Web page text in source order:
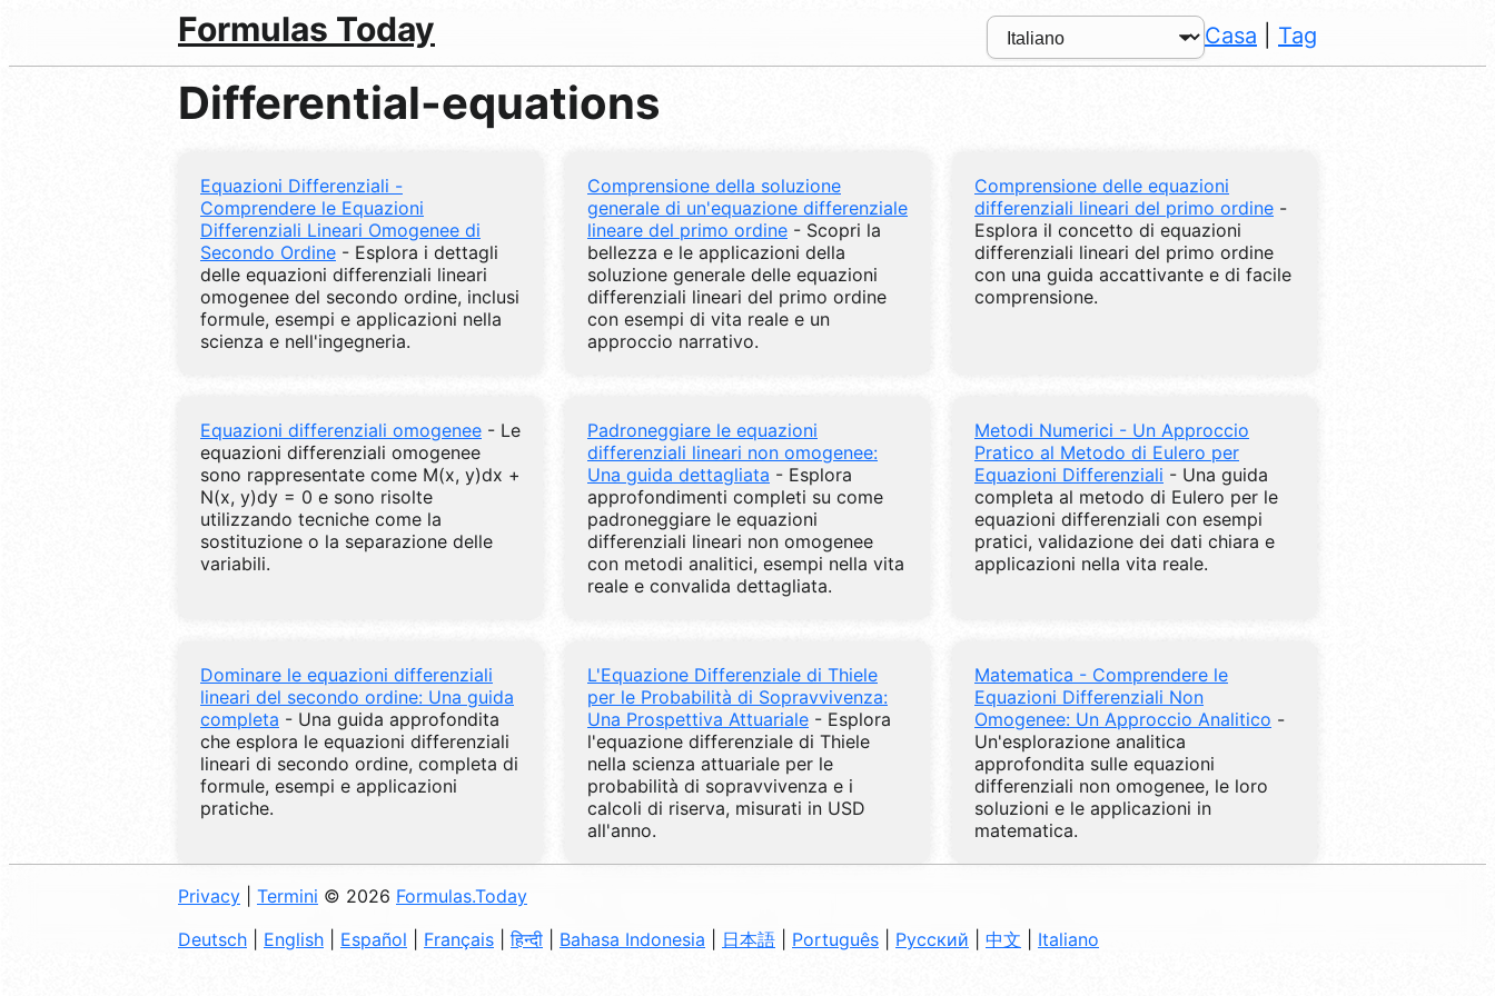
Formulas Today Casa Tag
Differential-equations
Equazioni Differenziali -
Comprendere le Equazioni
Differenziali Lineari Omogenee di
Secondo Ordine - Esplora i dettagli
delle equazioni differenziali lineari
omogenee del secondo ordine, inclusi
formule, esempi e applicazioni nella
scienza e nell'ingegneria.
Comprensione della soluzione
generale di un'equazione differenziale
lineare del primo ordine - Scopri la
bellezza e le applicazioni della
soluzione generale delle equazioni
differenziali lineari del primo ordine
con esempi di vita reale e un
approccio narrativo.
Comprensione delle equazioni
differenziali lineari del primo ordine -
Esplora il concetto di equazioni
differenziali lineari del primo ordine
con una guida accattivante e di facile
comprensione.
Equazioni differenziali omogenee - Le
equazioni differenziali omogenee
sono rappresentate come M(x, y)dx +
N(x, y)dy = 0 e sono risolte
utilizzando tecniche come la
sostituzione o la separazione delle
variabili.
Padroneggiare le equazioni
differenziali lineari non omogenee:
Una guida dettagliata - Esplora
approfondimenti completi su come
padroneggiare le equazioni
differenziali lineari non omogenee
con metodi analitici, esempi nella vita
reale e convalida dettagliata.
Metodi Numerici - Un Approccio
Pratico al Metodo di Eulero per
Equazioni Differenziali - Una guida
completa al metodo di Eulero per le
equazioni differenziali con esempi
pratici, validazione dei dati chiara e
applicazioni nella vita reale.
Dominare le equazioni differenziali
lineari del secondo ordine: Una guida
completa - Una guida approfondita
che esplora le equazioni differenziali
lineari di secondo ordine, completa di
formule, esempi e applicazioni
pratiche.
L'Equazione Differenziale di Thiele
per le Probabilità di Sopravvivenza:
Una Prospettiva Attuariale - Esplora
l'equazione differenziale di Thiele
nella scienza attuariale per le
probabilità di sopravvivenza e i
calcoli di riserva, misurati in USD
all'anno.
Matematica - Comprendere le
Equazioni Differenziali Non
Omogenee: Un Approccio Analitico -
Un'esplorazione analitica
approfondita sulle equazioni
differenziali non omogenee, le loro
soluzioni e le applicazioni in
matematica.
Privacy Termini © 2026 Formulas.Today
Deutsch
English Español Français |हिन्दी Bahasa Indonesia 日本語 Português Русский 中文 Italiano